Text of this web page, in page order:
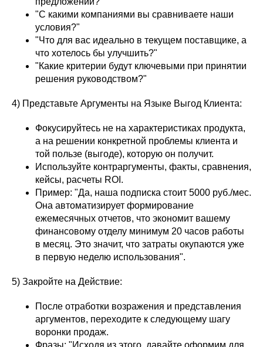
"С какими компаниями вы сравниваете наши
условия?"
"Что для вас идеально в текущем поставщике, а
что хотелось бы улучшить?"
"Какие критерии будут ключевыми при принятии
решения руководством?"
4) Представьте Аргументы на Языке Выгод Клиента:
Фокусируйтесь не на характеристиках продукта,
а на решении конкретной проблемы клиента и
той пользе (выгоде), которую он получит.
Используйте контраргументы, факты, сравнения,
кейсы, расчеты ROI.
Пример: "Да, наша подписка стоит 5000 руб./мес.
Она автоматизирует формирование
ежемесячных отчетов, что экономит вашему
финансовому отделу минимум 20 часов работы
в месяц. Это значит, что затраты окупаются уже
в первую неделю использования".
5) Закройте на Действие:
После отработки возражения и представления
аргументов, переходите к следующему шагу
воронки продаж.